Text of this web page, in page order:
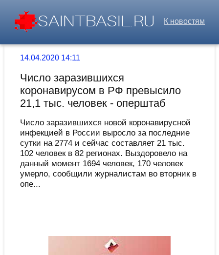
К новостям
14.04.2020 14:11
Число заразившихся
коронавирусом в РФ превысило
21,1 тыс. человек - оперштаб
Число заразившихся новой коронавирусной
инфекцией в России выросло за последние
сутки на 2774 и сейчас составляет 21 тыс.
102 человек в 82 регионах. Выздоровело на
данный момент 1694 человек, 170 человек
умерло, сообщили журналистам во вторник в
опе...